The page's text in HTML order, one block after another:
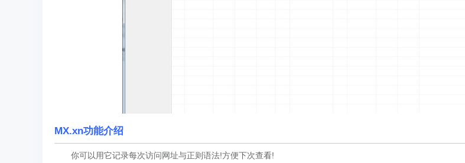
MX.xn功能介绍
你可以用它记录每次访问网址与正则语法!方便下次查看!